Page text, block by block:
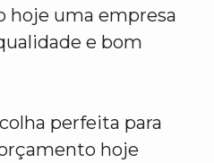
hoje uma empresa
e bom
perfeita para
hoje